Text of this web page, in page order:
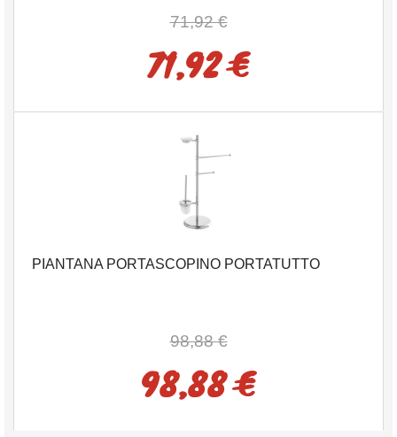
71,92 €
71,92 €
PIANTANA PORTASCOPINO PORTATUTTO
98,88 €
98,88 €